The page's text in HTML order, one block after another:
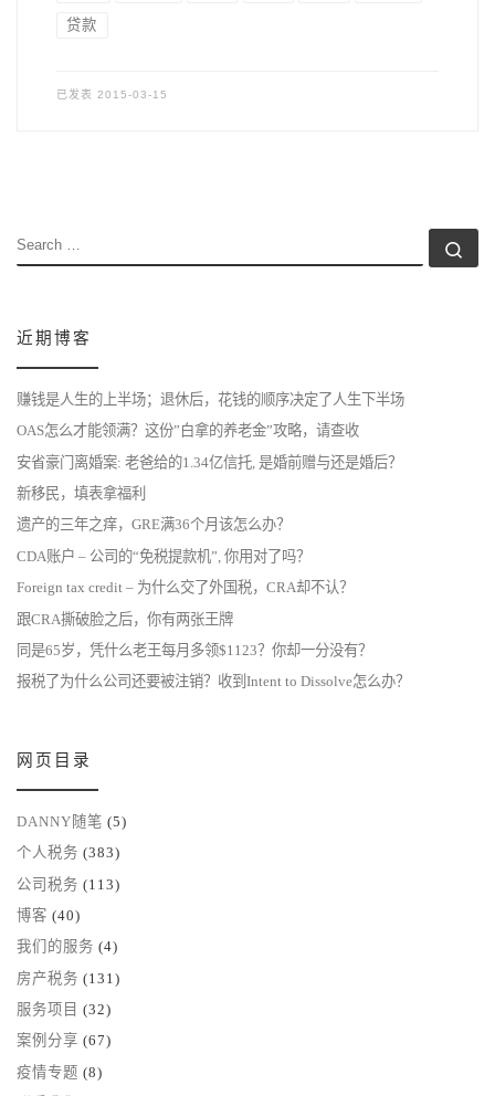
贷款
已发表 2015-03-15
SEARCH
近期博客
赚钱是人生的上半场；退休后，花钱的顺序决定了人生下半场
OAS怎么才能领满？这份”白拿的养老金”攻略，请查收
安省豪门离婚案: 老爸给的1.34亿信托, 是婚前赠与还是婚后？
新移民，填表拿福利
遗产的三年之痒，GRE满36个月该怎么办？
CDA账户 – 公司的“免税提款机”, 你用对了吗？
Foreign tax credit – 为什么交了外国税，CRA却不认？
跟CRA撕破脸之后，你有两张王牌
同是65岁，凭什么老王每月多领$1123？你却一分没有？
报税了为什么公司还要被注销？收到Intent to Dissolve怎么办？
网页目录
DANNY随笔 (5)
个人税务 (383)
公司税务 (113)
博客 (40)
我们的服务 (4)
房产税务 (131)
服务项目 (32)
案例分享 (67)
疫情专题 (8)